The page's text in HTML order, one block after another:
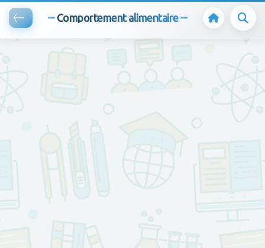
Comportement alimentaire